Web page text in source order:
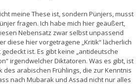
meine These ist, sondern Pünjers, musst
fragen. Ich habe mich hier geäußert,
Nebensatz zwar selbst unpassend
diese hier vorgetragene „Kritik“ lächerlich
ist. Es gibt keine „antideutsche
irgendwelcher Diktatoren. Was es gibt, ist
des arabischen Frühlings, die zur Kenntnis
nach Mubarak und Assad nicht nur alles